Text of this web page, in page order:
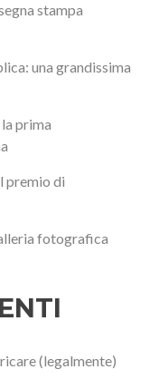
stampa
una grandissima
prima
premio di
fotografica
(legalmente)